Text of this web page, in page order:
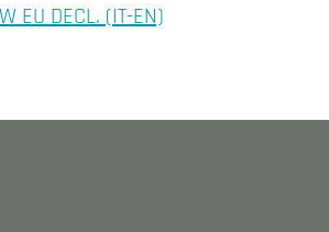
EU DECL. (IT-EN)